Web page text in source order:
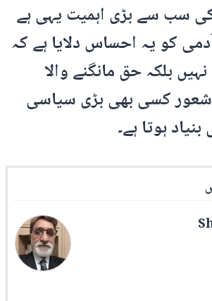
سب سے بڑی اہمیت یہی ہے
کو یہ احساس دلایا ہے کہ
بلکہ حق مانگنے والا
کسی بھی بڑی سیاسی
ہوتا ہے۔